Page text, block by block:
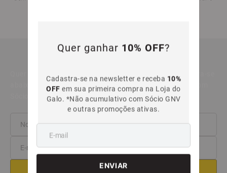
Quer ganhar 10% OFF?
Cadastra-se na newsletter e receba 10%
OFF em sua primeira compra na Loja do
Galo. *Não acumulativo com Sócio GNV
e outras promoções ativas.
Quer ganhar 10 % OFF na sua primeira compra? Cadastra-se
abaixo e receba o cupom. *Desconto não acumulativo com
Sócio GNV e outras promoções.